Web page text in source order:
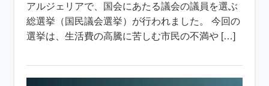
アルジェリアで、国会にあたる議会の議員を選ぶ
総選挙（国民議会選挙）が行われました。 今回の
選挙は、生活費の高騰に苦しむ市民の不満や […]